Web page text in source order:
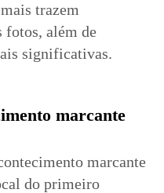
trazem
fotos, além de
significativas.
marcante
marcante
do primeiro